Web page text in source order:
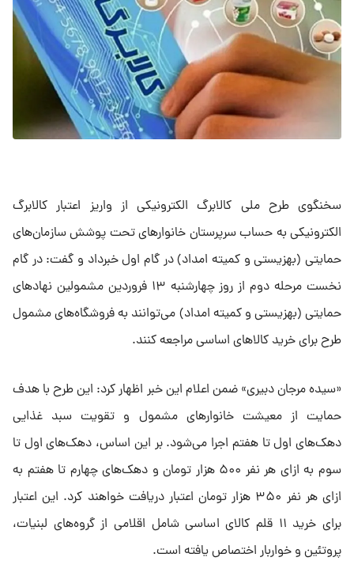
سخنگوی طرح ملی کالابرگ الکترونیکی از واریز اعتبار کالابرگ
الکترونیکی به حساب سرپرستان خانوارهای تحت پوشش سازمان‌های
حمایتی (بهزیستی و کمیته امداد) در گام اول خبرداد و گفت: در گام
نخست مرحله دوم از روز چهارشنبه ۱۳ فروردین مشمولین نهادهای
حمایتی (بهزیستی و کمیته امداد) می‌توانند به فروشگاه‌های مشمول
طرح برای خرید کالاهای اساسی مراجعه کنند.
«سیده مرجان دبیری» ضمن اعلام این خبر اظهار کرد: این طرح با هدف
حمایت از معیشت خانوارهای مشمول و تقویت سبد غذایی
دهک‌های اول تا هفتم اجرا می‌شود. بر این اساس، دهک‌های اول تا
سوم به ازای هر نفر ۵۰۰ هزار تومان و دهک‌های چهارم تا هفتم به
ازای هر نفر ۳۵۰ هزار تومان اعتبار دریافت خواهند کرد. این اعتبار
برای خرید ۱۱ قلم کالای اساسی شامل اقلامی از گروه‌های لبنیات،
پروتئین و خواربار اختصاص یافته است.